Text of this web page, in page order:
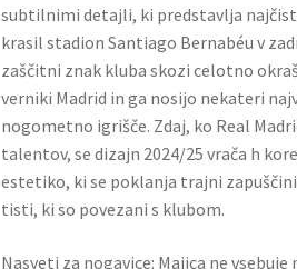
subtilnimi detajli, ki predstavlja
krasil stadion Santiago Bernabéu v
zaščitni znak kluba skozi celotno
verniki Madrid in ga nosijo nekateri
nogometno igrišče. Zdaj, ko Real
talentov, se dizajn 2024/25 vrača h
estetiko, ki se poklanja trajni
tisti, ki so povezani s klubom.
Nasveti za nogavice: Majica ne